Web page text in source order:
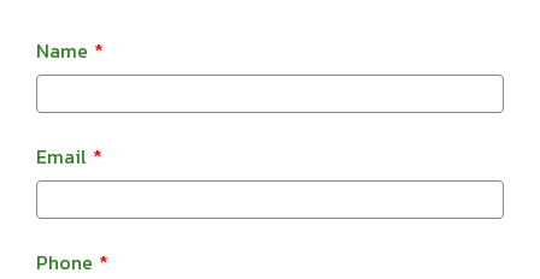
Name
Email
Phone